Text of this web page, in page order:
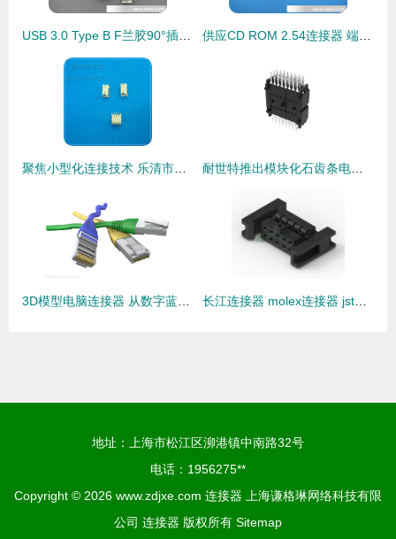
地址：上海市松江区泖港镇中南路32号
电话：1956275**
Copyright © 2026 www.zdjxe.com 连接器
上海谦格琳网络科技有限
公司 连接器 版权所有 Sitemap